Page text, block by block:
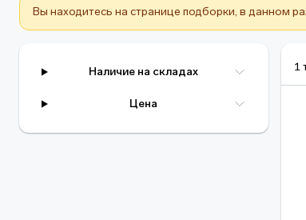
Вы находитесь на странице подборки, в данном
Наличие на складах
Цена
1